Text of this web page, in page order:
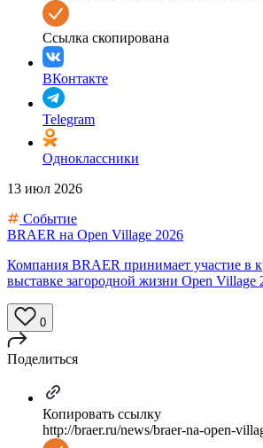
Ссылка скопирована
ВКонтакте
Telegram
Одноклассники
13 июл 2026
Событие
BRAER на Open Village 2026
Компания BRAER принимает участие в
выставке загородной жизни Open Village
0
Поделиться
Копировать ссылку
http://braer.ru/news/braer-na-open-